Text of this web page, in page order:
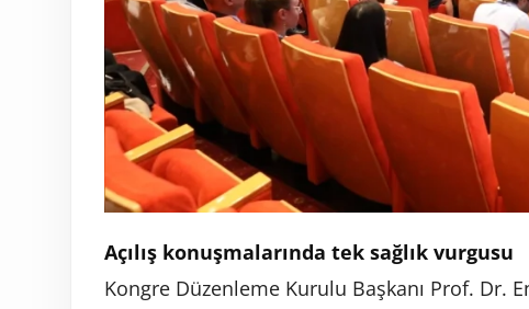
Açılış konuşmalarında tek sağlık vurgusu
Kongre Düzenleme Kurulu Başkanı Prof. Dr.